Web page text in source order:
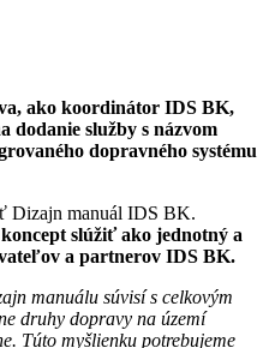
ako koordinátor IDS BK,
dodanie služby s názvom
dopravného systému
Dizajn manuál IDS BK.
slúžiť ako jednotný a
a partnerov IDS BK.
manuálu súvisí s celkovým
druhy dopravy na území
Túto myšlienku potrebujeme